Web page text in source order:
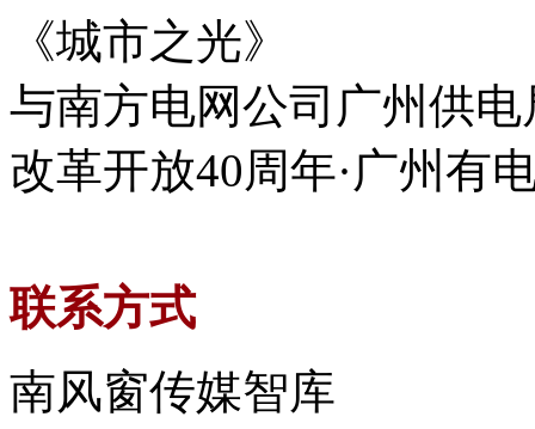
《城市之光》
与南方电网公司广州供
改革开放40周年·广州有
联系方式
南风窗传媒智库